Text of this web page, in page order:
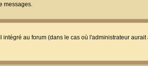
messages.
au forum (dans le cas où l'administrateur aurait